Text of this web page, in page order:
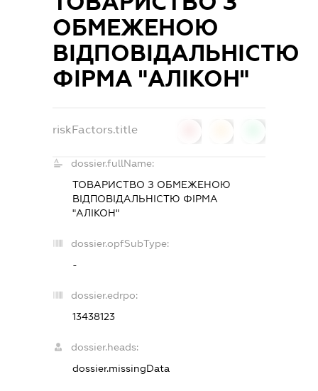
ОБМЕЖЕНОЮ
ВІДПОВІДАЛЬНІСТЮ
ФІРМА "АЛІКОН"
riskFactors.title
dossier.fullName:
ТОВАРИСТВО З ОБМЕЖЕНОЮ
ВІДПОВІДАЛЬНІСТЮ ФІРМА
"АЛІКОН"
dossier.opfSubType:
-
dossier.edrpo:
13438123
dossier.heads:
dossier.missingData